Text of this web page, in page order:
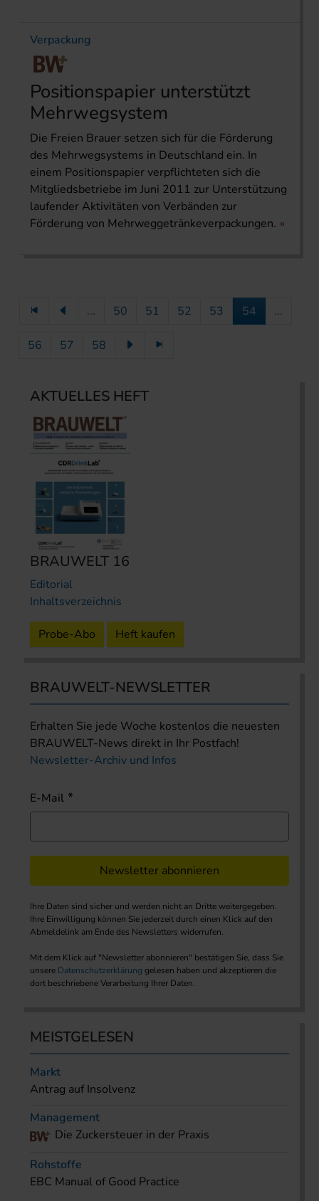
Verpackung
Positionspapier unterstützt
Mehrwegsystem
Die Freien Brauer setzen sich für die Förderung
des Mehrwegsystems in Deutschland ein. In
einem Positionspapier verpflichteten sich die
Mitgliedsbetriebe im Juni 2011 zur Unterstützung
laufender Aktivitäten von Verbänden zur
Förderung von Mehrweggetränkeverpackungen.
... 50 51 52 53 54 ...
56 57 58
AKTUELLES HEFT
BRAUWELT 16
Editorial
Inhaltsverzeichnis
Probe-Abo Heft kaufen
BRAUWELT-NEWSLETTER
Erhalten Sie jede Woche kostenlos die neuesten
BRAUWELT-News direkt in Ihr Postfach!
Newsletter-Archiv und Infos
E-Mail
Newsletter abonnieren
Ihre Daten sind sicher und werden nicht an Dritte weitergegeben.
Ihre Einwilligung können Sie jederzeit durch einen Klick auf den
Abmeldelink am Ende des Newsletters widerrufen.
Mit dem Klick auf "Newsletter abonnieren" bestätigen Sie, dass Sie
unsere Datenschutzerklärung gelesen haben und akzeptieren die
dort beschriebene Verarbeitung Ihrer Daten.
MEISTGELESEN
Markt
Antrag auf Insolvenz
Management
Die Zuckersteuer in der Praxis
Rohstoffe
EBC Manual of Good Practice